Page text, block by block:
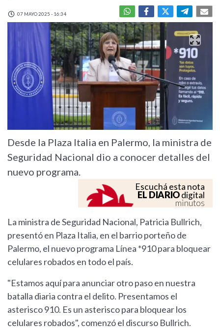
07 MAYO 2025 - 16:34
Desde la Plaza Italia en Palermo, la ministra de
Seguridad Nacional dio a conocer detalles del
nuevo programa.
Escuchá esta nota
EL DIARIOdigital
minutos
La ministra de Seguridad Nacional, Patricia Bullrich,
presentó en Plaza Italia, en el barrio porteño de
Palermo, el nuevo programa Línea *910 para bloquear
celulares robados en todo el país.
"Estamos aquí para anunciar otro paso en nuestra
batalla diaria contra el delito. Presentamos el
asterisco 910. Es un asterisco para bloquear los
celulares robados", comenzó el discurso Bullrich.